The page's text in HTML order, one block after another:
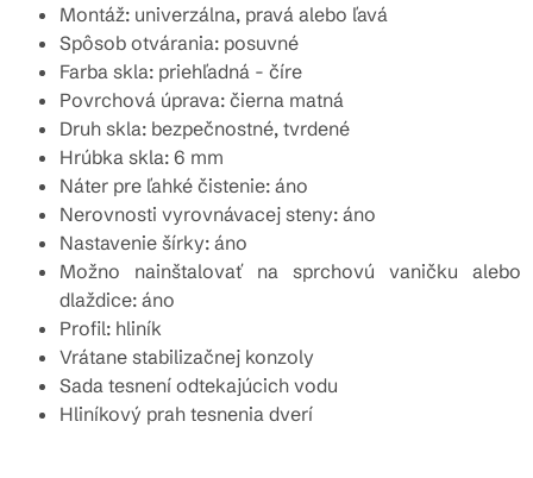
Montáž: univerzálna, pravá alebo ľavá
Spôsob otvárania: posuvné
Farba skla: priehľadná - číre
Povrchová úprava: čierna matná
Druh skla: bezpečnostné, tvrdené
Hrúbka skla: 6 mm
Náter pre ľahké čistenie: áno
Nerovnosti vyrovnávacej steny: áno
Nastavenie šírky: áno
Možno nainštalovať na sprchovú vaničku alebo
dlaždice: áno
Profil: hliník
Vrátane stabilizačnej konzoly
Sada tesnení odtekajúcich vodu
Hliníkový prah tesnenia dverí